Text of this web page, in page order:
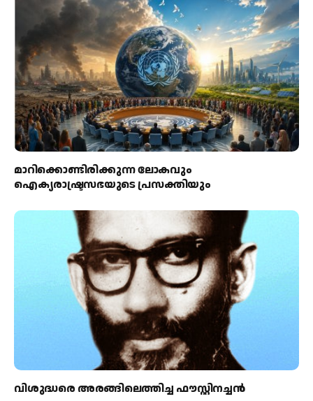
മാറിക്കൊണ്ടിരിക്കുന്ന ലോകവും
ഐക്യരാഷ്ട്രസഭയുടെ പ്രസക്തിയും
വിശുദ്ധരെ അരങ്ങിലെത്തിച്ച ഫൗസ്റ്റിനച്ചൻ